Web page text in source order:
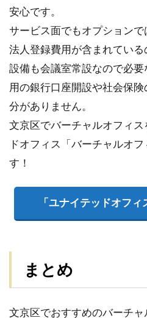
安心です。
サービス面でもオプション
法人登録費用が含まれている
設備も会議室常設なので必
用の銀行口座開設や社会保
分がありません。
文京区でバーチャルオフィ
ドオフィス「バーチャルオ
す！
「ユナイテッドオフ
まとめ
文京区でおすすめのバーチ